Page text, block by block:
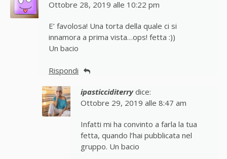
Ottobre 28, 2019 alle 10:22 pm
E’ favolosa! Una torta della quale ci si
innamora a prima vista…ops! fetta :))
Un bacio
Rispondi
ipasticciditerry dice:
Ottobre 29, 2019 alle 8:47 am
Infatti mi ha convinto a farla la tua
fetta, quando l’hai pubblicata nel
gruppo. Un bacio